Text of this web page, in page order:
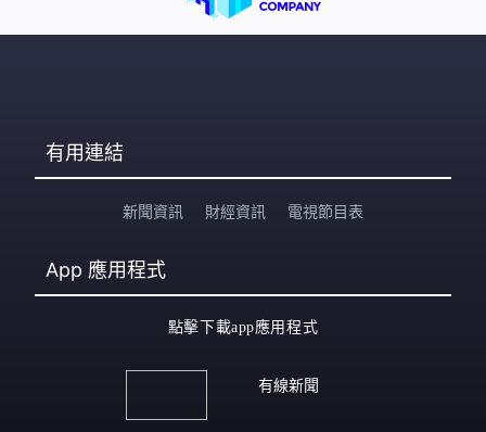
有用連結
新聞資訊 財經資訊 電視節目表
App 應用程式
點擊下載app應用程式
有線新聞